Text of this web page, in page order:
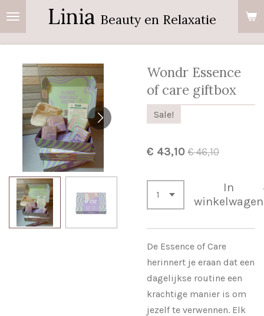
Ga
naar
hoofdinhoud
Linia Beauty en Relaxatie
Wondr Essence
of care giftbox
Sale!
€ 43,10 € 46,10
In
winkelwagen
De Essence of Care
herinnert je eraan dat een
dagelijkse routine een
krachtige manier is om
jezelf te verwennen. Elk